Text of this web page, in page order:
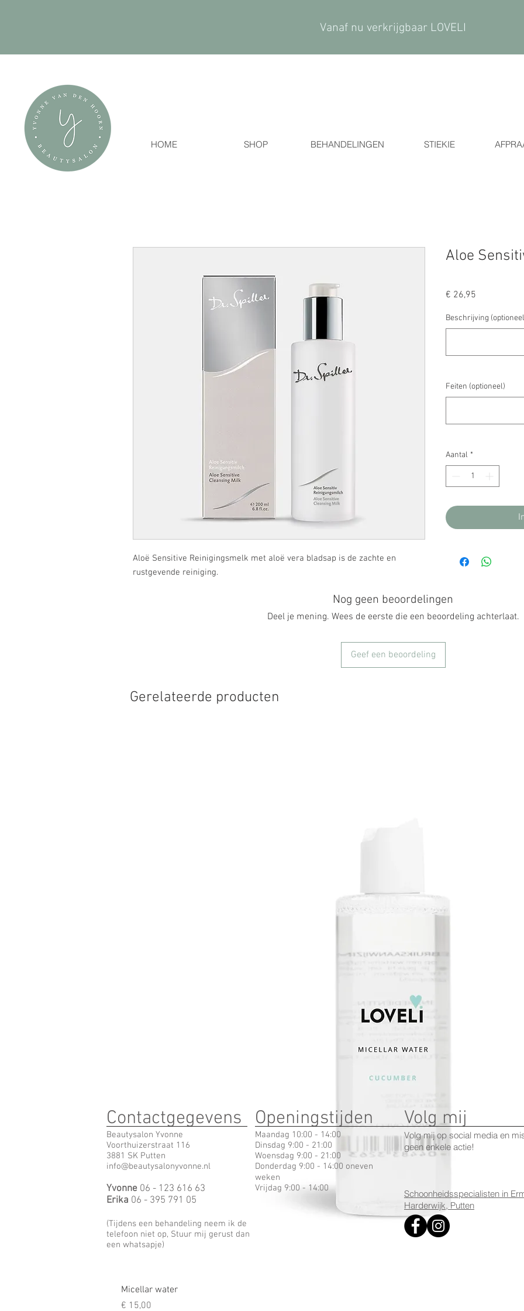
Vanaf nu verkrijgbaar LOVELI
HOME SHOP BEHANDELINGEN STIEKIE
Aloë Sensitive Reinigingsmelk met aloë vera bladsap is de zachte en
rustgevende reiniging.
Aloe
€ 26,95
Beschrijving
Feiten (optioneel)
Aantal *
Nog geen beoordelingen
Deel je mening. Wees de eerste die een beoordeling achterlaat.
Geef een beoordeling
Gerelateerde producten
Micellar water
Prijs
€ 15,00
Contactgegevens
Beautysalon Yvonne
Voorthuizerstraat 116
3881 SK Putten
info@beautysalonyvonne.nl
Yvonne 06 - 123 616 63
Erika 06 - 395 791 05
(Tijdens een behandeling neem ik de
telefoon niet op, Stuur mij gerust dan
een whatsapje)
Openingstijden
Maandag 10:00 - 14:00
Dinsdag 9:00 - 21:00
Woensdag 9:00 - 21:00
Donderdag 9:00 - 14:00 oneven
weken
Vrijdag 9:00 - 14:00
Volg mij
Volg mij op social media en
geen enkele actie!
Schoonheidsspecialisten in
Harderwijk, Putten